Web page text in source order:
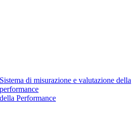
Sistema di misurazione e valutazione della
performance
Performance